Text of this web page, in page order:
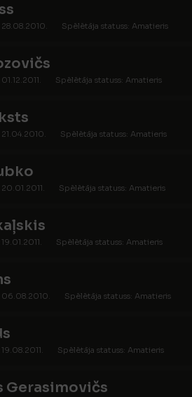
Spēlētāja statuss: Amatieris
Spēlētāja statuss: Amatieris
Spēlētāja statuss: Amatieris
Spēlētāja statuss: Amatieris
Spēlētāja statuss: Amatieris
06.08.2010. Spēlētāja statuss: Amatieris
Spēlētāja statuss: Amatieris
Gerasimovičs